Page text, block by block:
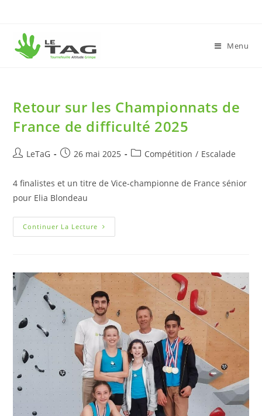
Menu
Retour sur les Championnats de
France de difficulté 2025
LeTaG 26 mai 2025 Compétition / Escalade
4 finalistes et un titre de Vice-championne de France sénior
pour Elia Blondeau
Continuer La Lecture